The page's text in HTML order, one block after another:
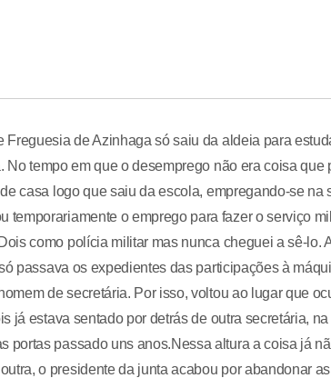
de Azinhaga só saiu da aldeia para
tempo em que o desemprego não era coisa que
casa logo que saiu da escola, empregando-se na
o emprego para fazer o serviço
como polícia militar mas nunca cheguei a sê-lo.
passava os expedientes das participações à
de secretária. Por isso, voltou ao lugar que
já estava sentado por detrás de outra secretária,
portas passado uns anos.Nessa altura a coisa já
o presidente da junta acabou por abandonar